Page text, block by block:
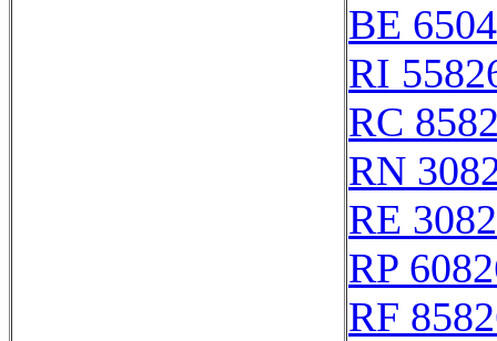
BE 6504
RI
RC
RN
RE
RP
RF